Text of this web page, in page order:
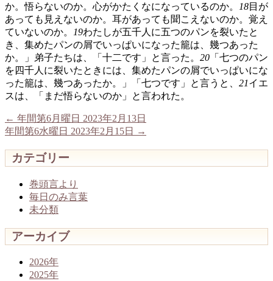
か。悟らないのか。心がかたくなになっているのか。 18目が
あっても見えないのか。耳があっても聞こえないのか。覚え
ていないのか。 19わたしが五千人に五つのパンを裂いたと
き、集めたパンの屑でいっぱいになった籠は、幾つあった
か。」弟子たちは、「十二です」と言った。 20 「七つのパン
を四千人に裂いたときには、集めたパンの屑でいっぱいにな
った籠は、幾つあったか。」「七つです」と言うと、 21イエ
スは、「まだ悟らないのか」と言われた。
← 年間第6月曜日 2023年2月13日
年間第6水曜日 2023年2月15日
→
カテゴリー
巻頭言より
毎日のみ言葉
未分類
アーカイブ
2026年
2025年